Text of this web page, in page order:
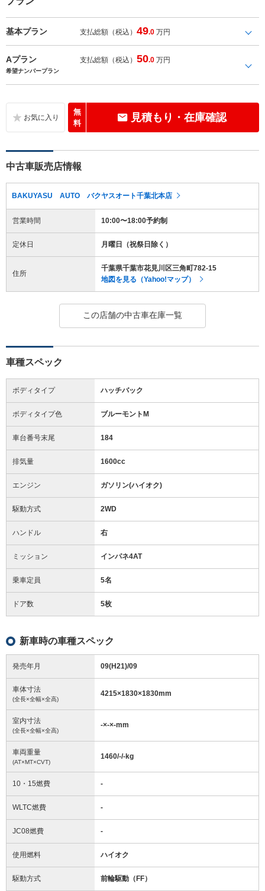
基本プラン 支払総額（税込）49.0 万円
Aプラン 支払総額（税込）50.0 万円
希望ナンバープラン
無
料
見積もり・在庫確認
中古車販売店情報
BAKUYASU AUTO バクヤスオート千葉北本店
営業時間 10:00〜18:00予約制
定休日 月曜日（祝祭日除く）
住所
千葉県千葉市花見川区三角町782-15
地図を見る（Yahoo!マップ）
この店舗の中古車在庫一覧
車種スペック
ボディタイプ ハッチバック
ボディタイプ色 ブルーモントM
車台番号末尾 184
排気量 1600cc
エンジン ガソリン(ハイオク)
駆動方式 2WD
ハンドル 右
ミッション インパネ4AT
乗車定員 5名
ドア数 5枚
新車時の車種スペック
発売年月 09(H21)/09
車体寸法
(全長×全幅×全高)
4215×1830×1830mm
室内寸法
(全長×全幅×全高)
-×-×-mm
車両重量
(AT×MT×CVT)
1460/-/-kg
10・15燃費 -
WLTC燃費 -
JC08燃費 -
使用燃料 ハイオク
駆動方式 前輪駆動（FF）